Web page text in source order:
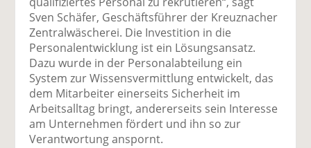
Sven Schäfer, Geschäftsführer der Kreuznacher
Zentralwäscherei. Die Investition in die
Personalentwicklung ist ein Lösungsansatz.
Dazu wurde in der Personalabteilung ein
System zur Wissensvermittlung entwickelt, das
dem Mitarbeiter einerseits Sicherheit im
Arbeitsalltag bringt, andererseits sein Interesse
am Unternehmen fördert und ihn so zur
Verantwortung anspornt.